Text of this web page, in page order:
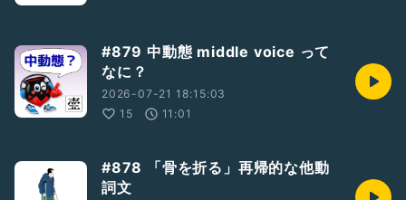
#879 中動態 middle voice って
なに？
2026-07-21 18:15:03
15
11:01
#878 「骨を折る」再帰的な他動
詞文